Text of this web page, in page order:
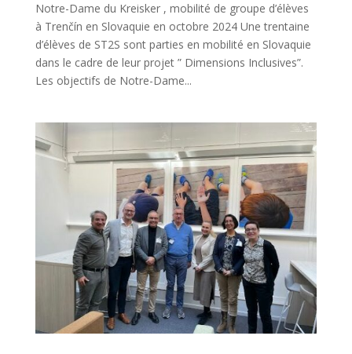
Notre-Dame du Kreisker , mobilité de groupe d’élèves
à Trenčín en Slovaquie en octobre 2024 Une trentaine
d’élèves de ST2S sont parties en mobilité en Slovaquie
dans le cadre de leur projet ” Dimensions Inclusives”.
Les objectifs de Notre-Dame...